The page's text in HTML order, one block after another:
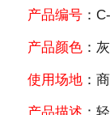
产品编号：
产品颜色：
使用场地：